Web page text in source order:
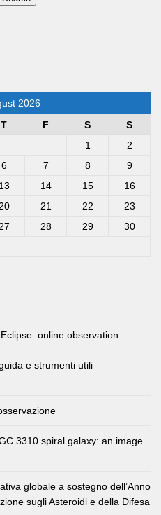
2026
T F S
S
1
2
6 7 8
9
13 14 15
16
21 22
23
28 29
30
online observation.
e strumenti utili
3310 spiral galaxy: an image
globale a sostegno dell’Anno
sugli Asteroidi e della Difesa